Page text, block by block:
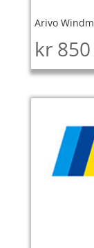
Arivo
kr 850